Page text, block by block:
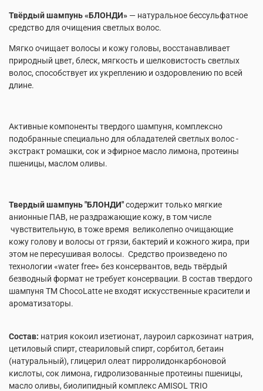
Твёрдый шампунь «БЛОНДИ» — натуральное бессульфатное
средство для очищения светлых волос.
Мягко очищает волосы и кожу головы, восстанавливает
природный цвет, блеск, мягкость и шелковистость светлых
волос, способствует их укреплению и оздоровлению по всей
длине.
Активные компоненты твердого шампуня, комплексно
подобранные специально для обладателей светлых волос -
экстракт ромашки, сок и эфирное масло лимона, протеины
пшеницы, маслом оливы.
Твердый шампунь "БЛОНДИ"содержит только мягкие
анионные ПАВ, не раздражающие кожу, в том числе
чувствительную, в тоже время великолепно очищающие
кожу голову и волосы от грязи, бактерий и кожного жира, при
этом не пересушивая волосы. Средство произведено по
технологии «water free» без консервантов, ведь твёрдый
безводный формат не требует консервации. В состав твердого
шампуня ТМ ChocoLatte не входят искусственные красители и
ароматизаторы.
Состав: натрия кокоил изетионат, лауроил саркозинат натрия,
цетиловый спирт, стеариловый спирт, сорбитол, бетаин
(натуральный), глицерил олеат пирролидонкарбоновой
кислоты, сок лимона, гидролизованные протеины пшеницы,
масло оливы, биолипидный комплекс AMISOL TRIO